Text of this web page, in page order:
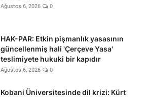
Ağustos 6, 2026 0
HAK-PAR: Etkin pişmanlık yasasının
güncellenmiş hali 'Çerçeve Yasa'
teslimiyete hukuki bir kapıdır
Ağustos 6, 2026 0
Kobani Üniversitesinde dil krizi: Kürt